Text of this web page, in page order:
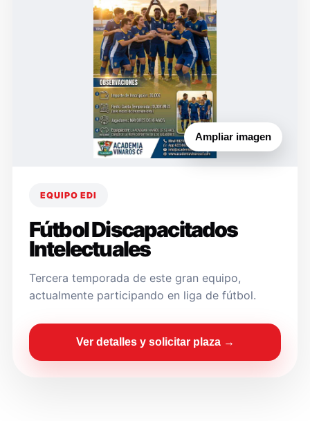
Ampliar imagen
EQUIPO EDI
Fútbol Discapacitados
Intelectuales
Tercera temporada de este gran equipo,
actualmente participando en liga de fútbol.
Ver detalles y solicitar plaza →